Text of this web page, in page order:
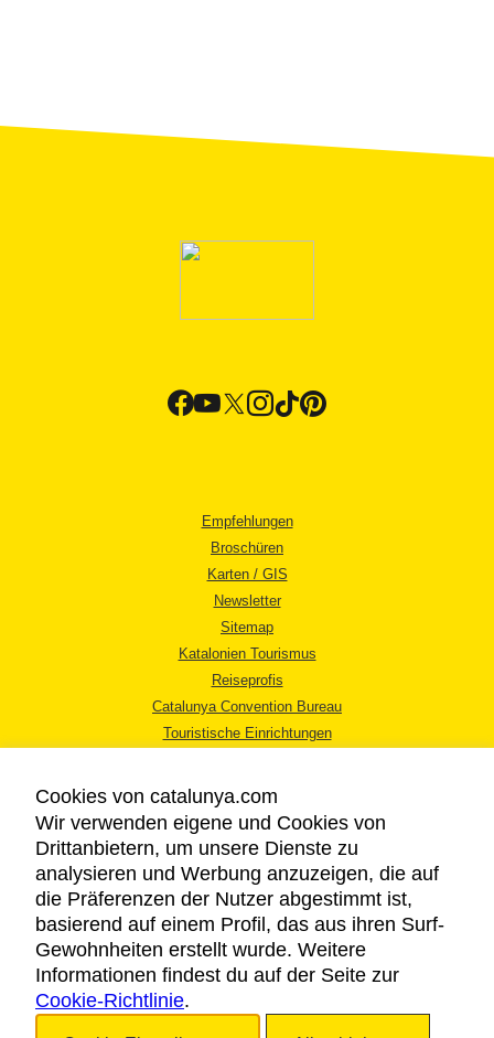
Empfehlungen
Broschüren
Karten / GIS
Newsletter
Sitemap
Katalonien Tourismus
Reiseprofis
Catalunya Convention Bureau
Touristische Einrichtungen
RECHTLICHER HINWEIS
DATENSCHUTZICHTLINIE
COOKIES
BARRIEREFREIHEIT
Cookies von catalunya.com
Wir verwenden eigene und Cookies von
Drittanbietern, um unsere Dienste zu
analysieren und Werbung anzuzeigen, die auf
die Präferenzen der Nutzer abgestimmt ist,
basierend auf einem Profil, das aus ihren Surf-
Gewohnheiten erstellt wurde. Weitere
Informationen findest du auf der Seite zur
Cookie-Richtlinie.